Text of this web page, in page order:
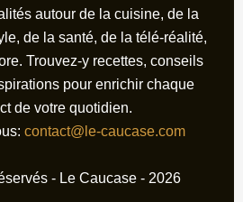
autour de la cuisine, de la
de la santé, de la télé-réalité,
Trouvez-y recettes, conseils
pour enrichir chaque
de votre quotidien.
contact@le-caucase.com
- Le Caucase - 2026